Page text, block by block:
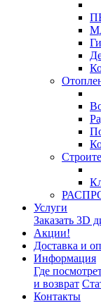
Услуги
Заказать 3D
Акции!
Доставка и
Информация
Где
и возврат
Контакты